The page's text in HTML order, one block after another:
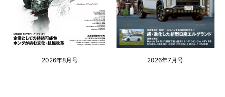
2026年8月号 2026年7月号